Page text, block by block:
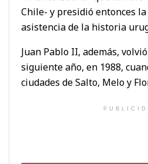
Chile- y presidió entonces
asistencia de la historia
Juan Pablo II, además,
siguiente año, en 1988,
ciudades de Salto, Melo y